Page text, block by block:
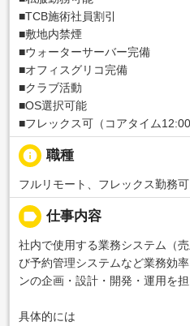
■TCB施術社員割引
■敷地内禁煙
■ウォーターサーバー完備
■オフィスグリコ完備
■クラブ活動
■OS選択可能
■フレックス可（コアタイム
info 職種
フルリモート、フレックス勤務
label 仕事内容
社内で使用する業務システム（
び予約管理システムなど業務効
ンの企画・設計・開発・運用を
具体的には